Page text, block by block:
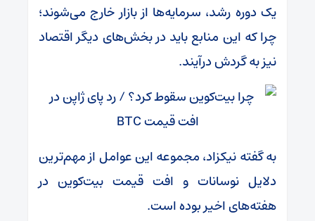
یک دوره رشد، سرمایه‌ها از بازار خارج می‌شوند؛
چرا که این منابع باید در بخش‌های دیگر اقتصاد
نیز به گردش درآیند.
به گفته نیکزاد، مجموعه این عوامل از مهم‌ترین
دلایل نوسانات و افت قیمت بیت‌کوین در
هفته‌های اخیر بوده است.